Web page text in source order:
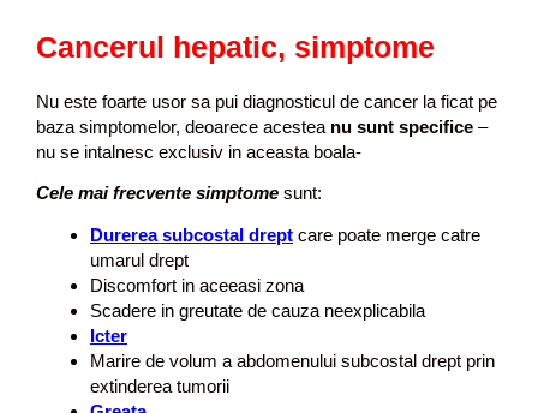
Cancerul hepatic, simptome
Nu este foarte usor sa pui diagnosticul de cancer la ficat pe
baza simptomelor, deoarece acestea nu sunt specifice –
nu se intalnesc exclusiv in aceasta boala-
Cele mai frecvente simptome sunt:
Durerea subcostal drept care poate merge catre
umarul drept
Discomfort in aceeasi zona
Scadere in greutate de cauza neexplicabila
Icter
Marire de volum a abdomenului subcostal drept prin
extinderea tumorii